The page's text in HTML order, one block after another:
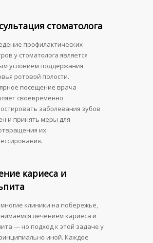
стоматолога
профилактических
у стоматолога является
условием поддержания
ротовой полости.
посещение врача
своевременно
заболевания зубов
и принять меры для
их
кариеса и
клиники на побережье,
лечением кариеса и
— но подход к этой задаче у
иной. Каждое